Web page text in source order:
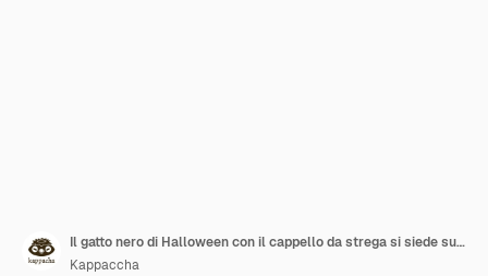
Il gatto nero di Halloween con il cappello da strega si siede sull'erba vicino alla luna piena
Kappaccha